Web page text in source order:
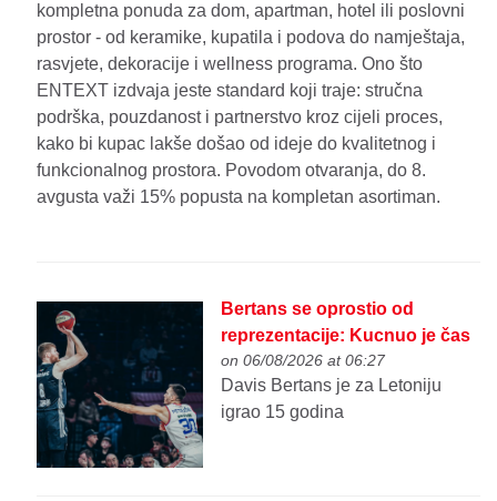
kompletna ponuda za dom, apartman, hotel ili poslovni
prostor - od keramike, kupatila i podova do namještaja,
rasvjete, dekoracije i wellness programa. Ono što
ENTEXT izdvaja jeste standard koji traje: stručna
podrška, pouzdanost i partnerstvo kroz cijeli proces,
kako bi kupac lakše došao od ideje do kvalitetnog i
funkcionalnog prostora. Povodom otvaranja, do 8.
avgusta važi 15% popusta na kompletan asortiman.
Bertans se oprostio od
reprezentacije: Kucnuo je čas
on 06/08/2026 at 06:27
Davis Bertans je za Letoniju
igrao 15 godina